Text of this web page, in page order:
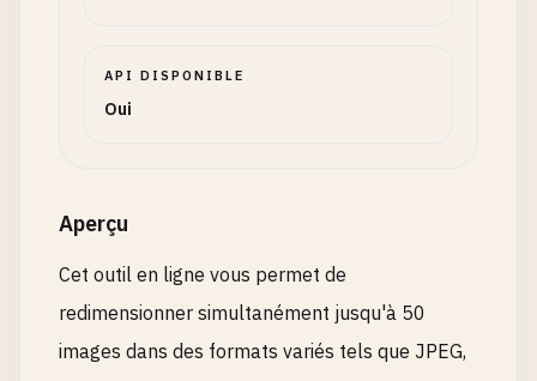
API DISPONIBLE
Oui
Aperçu
Cet outil en ligne vous permet de
redimensionner simultanément jusqu'à 50
images dans des formats variés tels que JPEG,